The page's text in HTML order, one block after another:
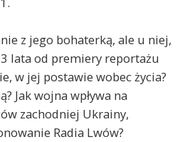
z jego bohaterką, ale u niej,
lata od premiery reportażu
w jej postawie wobec życia?
Jak wojna wpływa na
zachodniej Ukrainy,
Radia Lwów?